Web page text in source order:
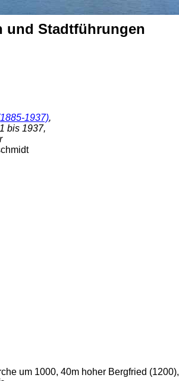
und Stadtführungen
1937),
bis 1937,
um 1000, 40m hoher Bergfried (1200),